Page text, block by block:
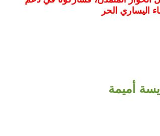
اليساري الحر
أميمة